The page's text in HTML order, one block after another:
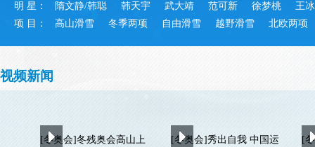
明 星：
隋文静/韩聪 韩天宇 武大靖 范可新 徐梦桃
王
项 目：
高山滑雪 冬季两项 自由滑雪 越野滑雪 北欧两项
视频新闻
[冬奥会]冬残奥会高山上
[冬奥会]秀出自我 中国运
[